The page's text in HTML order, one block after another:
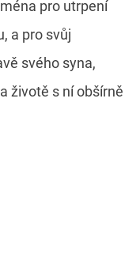
pro utrpení
a pro svůj
svého syna,
životě s ní obšírně